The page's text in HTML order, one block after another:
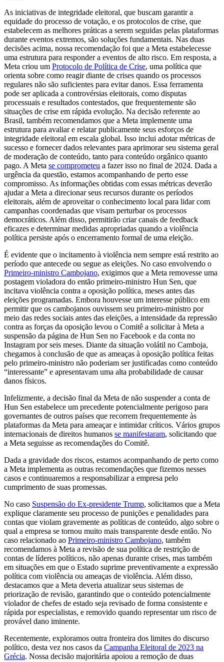
As iniciativas de integridade eleitoral, que buscam garantir a
equidade do processo de votação, e os protocolos de crise, que
estabelecem as melhores práticas a serem seguidas pelas plataformas
durante eventos extremos, são soluções fundamentais. Nas duas
decisões acima, nossa recomendação foi que a Meta estabelecesse
uma estrutura para responder a eventos de alto risco. Em resposta, a
Meta criou um Protocolo de Política de Crise, uma política que
orienta sobre como reagir diante de crises quando os processos
regulares não são suficientes para evitar danos. Essa ferramenta
pode ser aplicada a controvérsias eleitorais, como disputas
processuais e resultados contestados, que frequentemente são
situações de crise em rápida evolução. Na decisão referente ao
Brasil, também recomendamos que a Meta implemente uma
estrutura para avaliar e relatar publicamente seus esforços de
integridade eleitoral em escala global. Isso inclui adotar métricas de
sucesso e fornecer dados relevantes para aprimorar seu sistema geral
de moderação de conteúdo, tanto para conteúdo orgânico quanto
pago. A Meta se comprometeu a fazer isso no final de 2024. Dada a
urgência da questão, estamos acompanhando de perto esse
compromisso. As informações obtidas com essas métricas deverão
ajudar a Meta a direcionar seus recursos durante os períodos
eleitorais, além de aproveitar o conhecimento local para lidar com
campanhas coordenadas que visam perturbar os processos
democráticos. Além disso, permitirão criar canais de feedback
eficazes e determinar medidas apropriadas quando a violência
política persiste após o encerramento formal de uma eleição.
É evidente que o incitamento à violência nem sempre está restrito ao
período que antecede ou segue as eleições. No caso envolvendo o
Primeiro-ministro Cambojano, exigimos que a Meta removesse uma
postagem violadora do então primeiro-ministro Hun Sen, que
incitava violência contra a oposição política, meses antes das
eleições programadas. Embora houvesse um interesse público em
permitir que os cambojanos ouvissem seu primeiro-ministro por
meio das redes sociais antes das eleições, a intensidade da repressão
contra as forças da oposição levou o Comitê a solicitar à Meta a
suspensão da página de Hun Sen no Facebook e da conta no
Instagram por seis meses. Diante da situação volátil no Camboja,
chegamos à conclusão de que as ameaças à oposição política feitas
pelo primeiro-ministro não poderiam ser justificadas como conteúdo
“interessante” e apresentavam uma alta probabilidade de causar
danos físicos.
Infelizmente, a decisão final da Meta de não suspender a conta de
Hun Sen estabelece um precedente potencialmente perigoso para
governantes de outros países que recorrem frequentemente às
plataformas da Meta para ameaçar e intimidar críticos. Vários grupos
internacionais de direitos humanos se manifestaram, solicitando que
a Meta seguisse as recomendações do Comitê.
Dada a gravidade dos riscos, estamos acompanhando de perto como
a Meta implementa as outras recomendações que fizemos nesses
casos e continuaremos a responsabilizar a empresa pelo
cumprimento de suas promessas.
No caso Suspensão do Ex-presidente Trump, solicitamos que a Meta
explique claramente seu processo de punições e penalidades para
contas que violam gravemente as políticas de conteúdo, algo sobre o
qual a empresa se tornou muito mais transparente desde então. No
caso relacionado ao Primeiro-ministro Cambojano, também
recomendamos à Meta a revisão de sua política de restrição de
contas de líderes políticos, não apenas durante crises, mas também
em situações em que o Estado suprime preventivamente a expressão
política com violência ou ameaças de violência. Além disso,
destacamos que a Meta deveria atualizar seus sistemas de
priorização de revisão, garantindo que o conteúdo potencialmente
violador de chefes de estado seja revisado de forma consistente e
rápida por especialistas, e removido quando representar um risco de
provável dano iminente.
Recentemente, exploramos outra fronteira dos limites do discurso
político, desta vez nos casos da Campanha Eleitoral de 2023 na
Grécia. Nossa decisão majoritária apoiou a remoção de duas